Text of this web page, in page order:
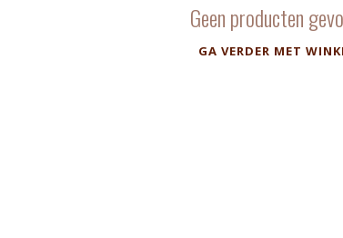
Geen producten
GA VERDER MET